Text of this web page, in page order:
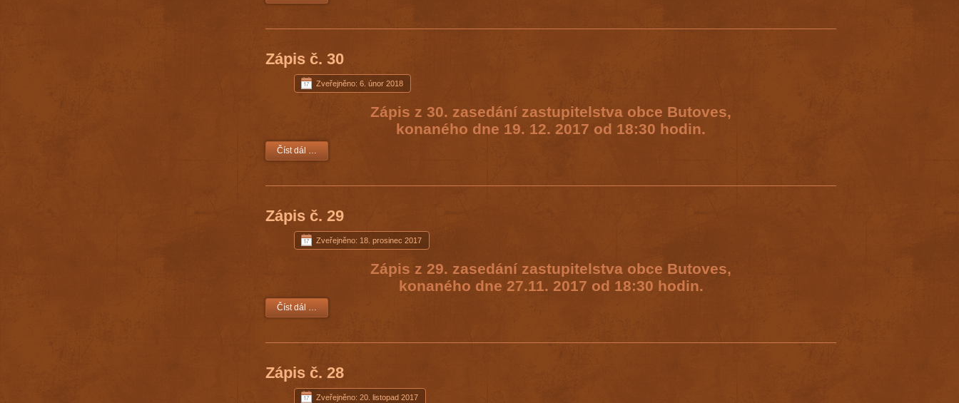
Zápis č. 30
Zveřejněno: 6. únor 2018
Zápis z 30. zasedání zastupitelstva obce Butoves,
konaného dne 19. 12. 2017 od 18:30 hodin.
Číst dál …
Zápis č. 29
Zveřejněno: 18. prosinec 2017
Zápis z 29. zasedání zastupitelstva obce Butoves,
konaného dne 27.11. 2017 od 18:30 hodin.
Číst dál …
Zápis č. 28
Zveřejněno: 20. listopad 2017